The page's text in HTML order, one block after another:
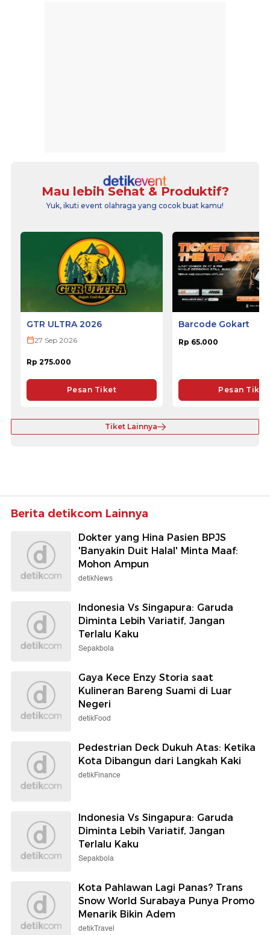
Mau lebih Sehat & Produktif?
Yuk, ikuti event olahraga yang cocok buat kamu!
GTR ULTRA 2026
27 Sep 2026
Rp 275.000
Pesan Tiket
Barcode Gokart
Rp 65.000
Pesan Tiket
Tiket Lainnya
Berita detikcom Lainnya
Dokter yang Hina Pasien BPJS
'Banyakin Duit Halal' Minta Maaf:
Mohon Ampun
detikNews
Indonesia Vs Singapura: Garuda
Diminta Lebih Variatif, Jangan
Terlalu Kaku
Sepakbola
Gaya Kece Enzy Storia saat
Kulineran Bareng Suami di Luar
Negeri
detikFood
Pedestrian Deck Dukuh Atas: Ketika
Kota Dibangun dari Langkah Kaki
detikFinance
Indonesia Vs Singapura: Garuda
Diminta Lebih Variatif, Jangan
Terlalu Kaku
Sepakbola
Kota Pahlawan Lagi Panas? Trans
Snow World Surabaya Punya Promo
Menarik Bikin Adem
detikTravel